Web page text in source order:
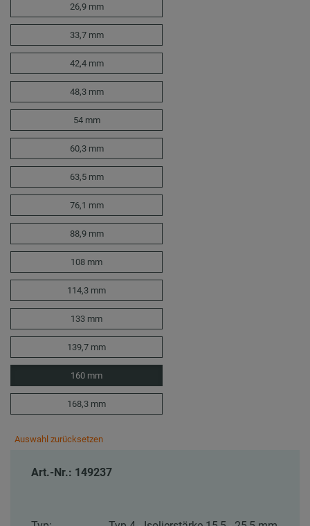
26,9 mm
33,7 mm
42,4 mm
48,3 mm
54 mm
60,3 mm
63,5 mm
76,1 mm
88,9 mm
108 mm
114,3 mm
133 mm
139,7 mm
160 mm
168,3 mm
Auswahl zurücksetzen
Art.-Nr.: 149237